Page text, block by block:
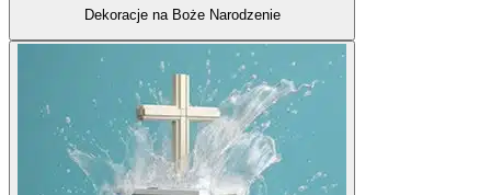
Dekoracje na Boże Narodzenie